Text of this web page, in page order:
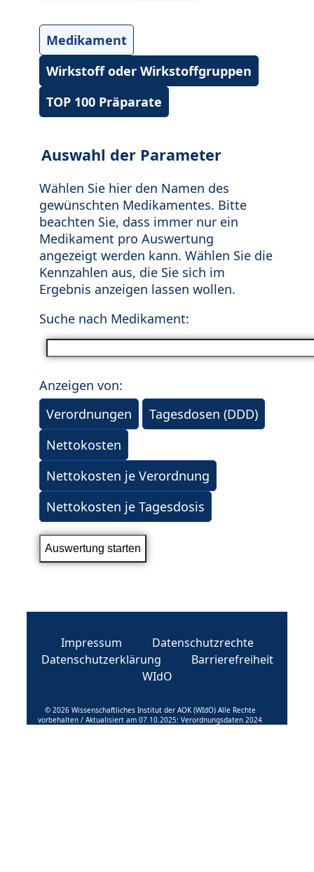
Medikament
Wirkstoff oder Wirkstoffgruppen
TOP 100 Präparate
Auswahl der Parameter
Wählen Sie hier den Namen des
gewünschten Medikamentes. Bitte
beachten Sie, dass immer nur ein
Medikament pro Auswertung
angezeigt werden kann. Wählen Sie die
Kennzahlen aus, die Sie sich im
Ergebnis anzeigen lassen wollen.
Suche nach Medikament:
Anzeigen von:
Verordnungen
Tagesdosen (DDD)
Nettokosten
Nettokosten je Verordnung
Nettokosten je Tagesdosis
Impressum
Datenschutzrechte
Datenschutzerklärung
Barrierefreiheit
WIdO
© 2026 Wissenschaftliches Institut der AOK (WIdO) Alle Rechte
vorbehalten / Aktualisiert am 07.10.2025: Verordnungsdaten 2024